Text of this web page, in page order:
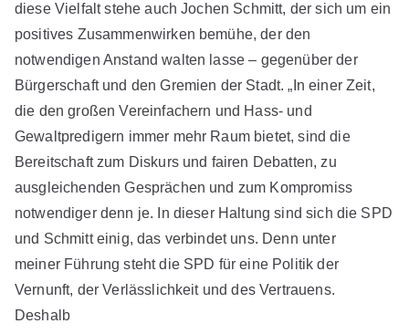
diese Vielfalt stehe auch Jochen Schmitt, der sich um ein
positives Zusammenwirken bemühe, der den
notwendigen Anstand walten lasse – gegenüber der
Bürgerschaft und den Gremien der Stadt. „In einer Zeit,
die den großen Vereinfachern und Hass- und
Gewaltpredigern immer mehr Raum bietet, sind die
Bereitschaft zum Diskurs und fairen Debatten, zu
ausgleichenden Gesprächen und zum Kompromiss
notwendiger denn je. In dieser Haltung sind sich die SPD
und Schmitt einig, das verbindet uns. Denn unter
meiner Führung steht die SPD für eine Politik der
Vernunft, der Verlässlichkeit und des Vertrauens.
Deshalb